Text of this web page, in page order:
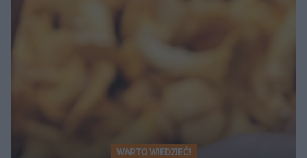
WARTO WIEDZIEĆ!